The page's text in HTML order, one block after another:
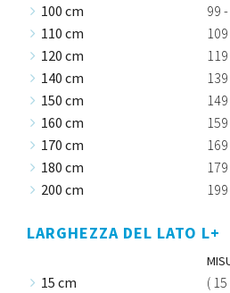
100 cm
99
110 cm
120 cm
140 cm
150 cm
160 cm
170 cm
180 cm
200 cm
LARGHEZZA DEL LATO L+
15 cm
(